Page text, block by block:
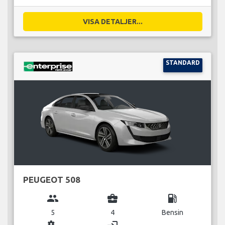
VISA DETALJER...
STANDARD
PEUGEOT 508
group
5
business_center
4
local_gas_station
Bensin